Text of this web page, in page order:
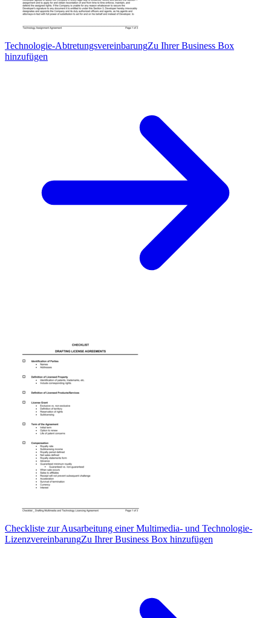
Technologie-AbtretungsvereinbarungZu Ihrer Business Box
hinzufügen
Checkliste zur Ausarbeitung einer Multimedia- und Technologie-
LizenzvereinbarungZu Ihrer Business Box hinzufügen